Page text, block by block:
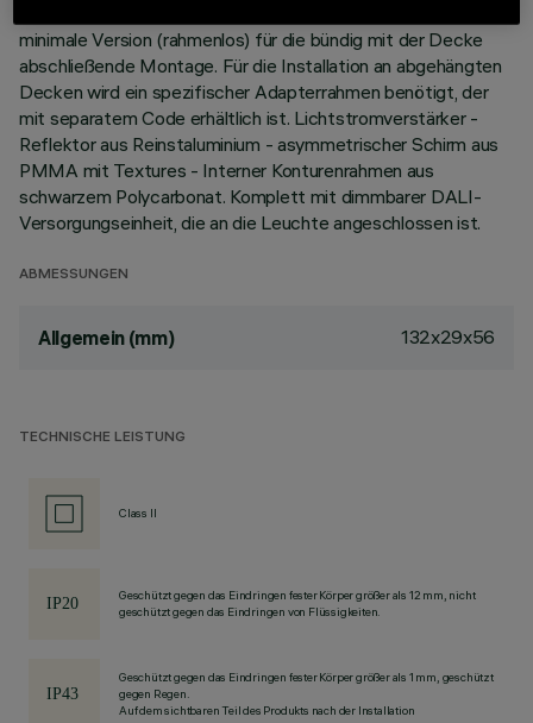
minimale Version (rahmenlos) für die bündig mit der Decke
abschließende Montage. Für die Installation an abgehängten
Decken wird ein spezifischer Adapterrahmen benötigt, der
mit separatem Code erhältlich ist. Lichtstromverstärker -
Reflektor aus Reinstaluminium - asymmetrischer Schirm aus
PMMA mit Textures - Interner Konturenrahmen aus
schwarzem Polycarbonat. Komplett mit dimmbarer DALI-
Versorgungseinheit, die an die Leuchte angeschlossen ist.
ABMESSUNGEN
Allgemein (mm) 132x29x56
TECHNISCHE LEISTUNG
Class II
Geschützt gegen das Eindringen fester Körper größer als 12 mm, nicht
geschützt gegen das Eindringen von Flüssigkeiten.
Geschützt gegen das Eindringen fester Körper größer als 1 mm, geschützt
gegen Regen.
Auf dem sichtbaren Teil des Produkts nach der Installation